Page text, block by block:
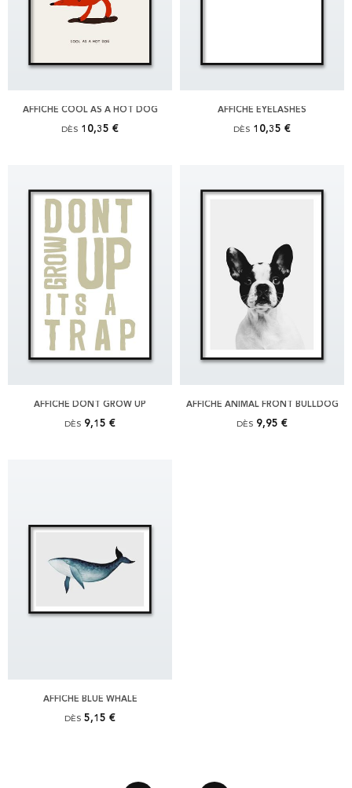
AFFICHE COOL AS A HOT DOG
DÈS 10,35 €
AFFICHE EYELASHES
DÈS 10,35 €
AFFICHE DONT GROW UP
DÈS 9,15 €
AFFICHE ANIMAL FRONT BULLDOG
DÈS 9,95 €
AFFICHE BLUE WHALE
DÈS 5,15 €